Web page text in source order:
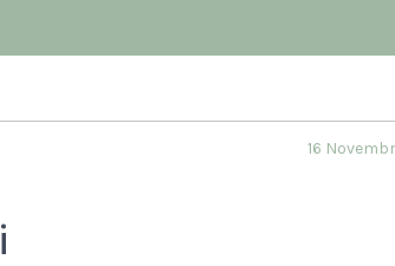
16